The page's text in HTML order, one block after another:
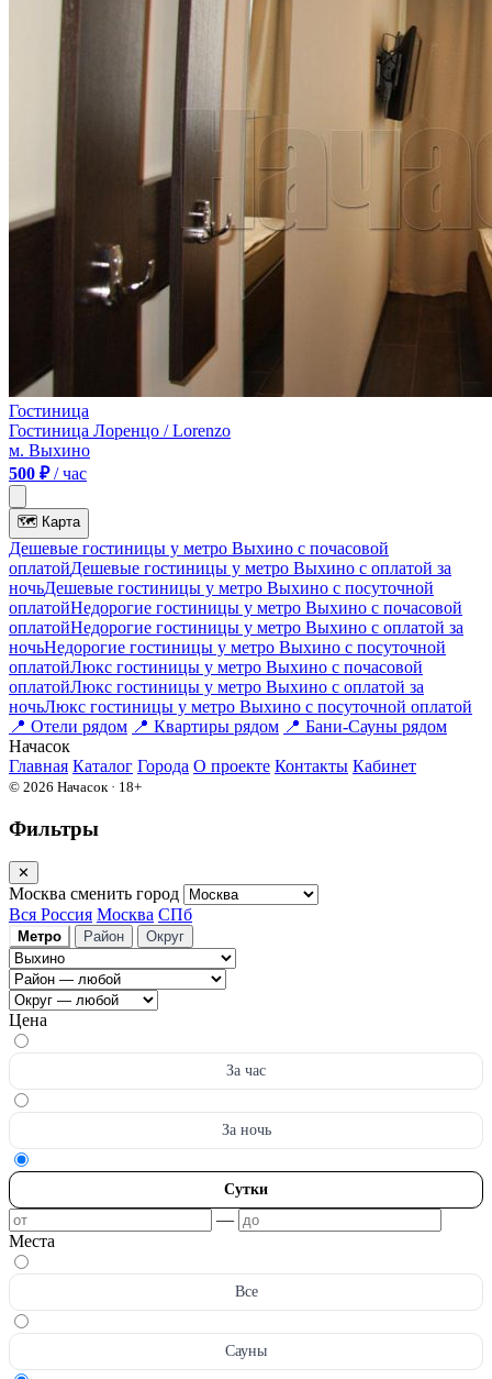
Гостиница
Гостиница Лоренцо / Lorenzo
м. Выхино
500 ₽/ час
🗺 Карта
Дешевые гостиницы у метро Выхино c почасовой
оплатойДешевые гостиницы у метро Выхино с оплатой за
ночьДешевые гостиницы у метро Выхино c посуточной
оплатойНедорогие гостиницы у метро Выхино c почасовой
оплатойНедорогие гостиницы у метро Выхино с оплатой за
ночьНедорогие гостиницы у метро Выхино c посуточной
оплатойЛюкс гостиницы у метро Выхино c почасовой
оплатойЛюкс гостиницы у метро Выхино с оплатой за
ночьЛюкс гостиницы у метро Выхино c посуточной оплатой
📍 Отели рядом 📍 Квартиры рядом 📍 Бани-Сауны рядом
Начасок
Главная Каталог Города О проекте Контакты Кабинет
© 2026 Начасок · 18+
Фильтры
✕
Москва сменить город
Вся Россия Москва СПб
Метро Район Округ
Цена
За час
За ночь
Сутки
—
Места
Все
Сауны